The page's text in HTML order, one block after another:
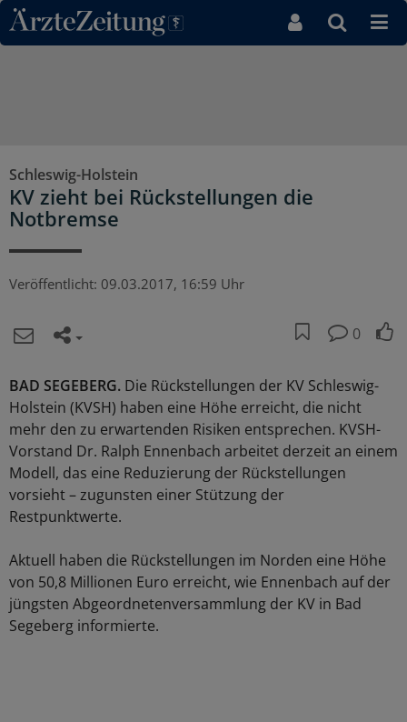
Direkt zum Inhaltsbereich
Schleswig-Holstein
KV zieht bei Rückstellungen die
Notbremse
Veröffentlicht: 09.03.2017, 16:59 Uhr
0
BAD SEGEBERG. Die Rückstellungen der KV Schleswig-
Holstein (KVSH) haben eine Höhe erreicht, die nicht
mehr den zu erwartenden Risiken entsprechen. KVSH-
Vorstand Dr. Ralph Ennenbach arbeitet derzeit an einem
Modell, das eine Reduzierung der Rückstellungen
vorsieht – zugunsten einer Stützung der
Restpunktwerte.
Aktuell haben die Rückstellungen im Norden eine Höhe
von 50,8 Millionen Euro erreicht, wie Ennenbach auf der
jüngsten Abgeordnetenversammlung der KV in Bad
Segeberg informierte.